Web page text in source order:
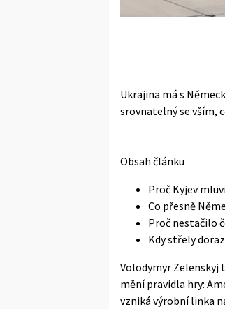
Ukrajina má s
srovnatelný se vším,
Obsah článku
Proč Kyjev
Co přesně
Proč nestačilo
Kdy střely
Volodymyr Zelenskyj
mění pravidla hry:
vzniká výrobní linka